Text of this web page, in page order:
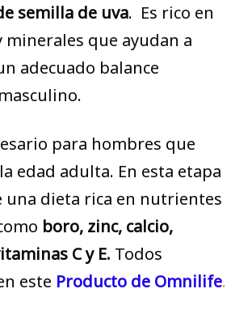
semilla de uva. Es rico en
minerales que ayudan a
adecuado balance
para hombres que
edad adulta. En esta etapa
una dieta rica en nutrientes
boro, zinc, calcio,
C y E. Todos
este Producto de Omnilife.